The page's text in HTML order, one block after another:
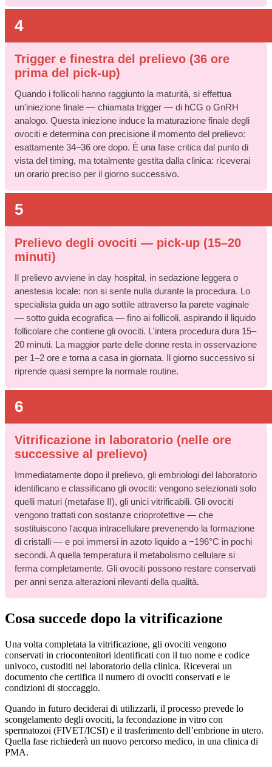
4
Trigger e finestra del prelievo (36 ore
prima del pick-up)
Quando i follicoli hanno raggiunto la maturità, si effettua
un'iniezione finale — chiamata trigger — di hCG o GnRH
analogo. Questa iniezione induce la maturazione finale degli
ovociti e determina con precisione il momento del prelievo:
esattamente 34–36 ore dopo. È una fase critica dal punto di
vista del timing, ma totalmente gestita dalla clinica: riceverai
un orario preciso per il giorno successivo.
5
Prelievo degli ovociti — pick-up (15–20
minuti)
Il prelievo avviene in day hospital, in sedazione leggera o
anestesia locale: non si sente nulla durante la procedura. Lo
specialista guida un ago sottile attraverso la parete vaginale
— sotto guida ecografica — fino ai follicoli, aspirando il liquido
follicolare che contiene gli ovociti. L'intera procedura dura 15–
20 minuti. La maggior parte delle donne resta in osservazione
per 1–2 ore e torna a casa in giornata. Il giorno successivo si
riprende quasi sempre la normale routine.
6
Vitrificazione in laboratorio (nelle ore
successive al prelievo)
Immediatamente dopo il prelievo, gli embriologi del laboratorio
identificano e classificano gli ovociti: vengono selezionati solo
quelli maturi (metafase II), gli unici vitrificabili. Gli ovociti
vengono trattati con sostanze crioprotettive — che
sostituiscono l'acqua intracellulare prevenendo la formazione
di cristalli — e poi immersi in azoto liquido a −196°C in pochi
secondi. A quella temperatura il metabolismo cellulare si
ferma completamente. Gli ovociti possono restare conservati
per anni senza alterazioni rilevanti della qualità.
Cosa succede dopo la vitrificazione
Una volta completata la vitrificazione, gli ovociti vengono
conservati in criocontenitori identificati con il tuo nome e codice
univoco, custoditi nel laboratorio della clinica. Riceverai un
documento che certifica il numero di ovociti conservati e le
condizioni di stoccaggio.
Quando in futuro deciderai di utilizzarli, il processo prevede lo
scongelamento degli ovociti, la fecondazione in vitro con
spermatozoi (FIVET/ICSI) e il trasferimento dell’embrione in utero.
Quella fase richiederà un nuovo percorso medico, in una clinica di
PMA.